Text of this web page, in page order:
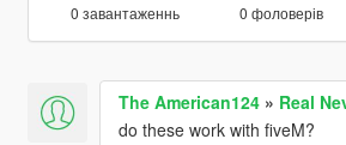
0 завантаженнь 0 фоловерів
The American124» Real
do these work with fiveM?